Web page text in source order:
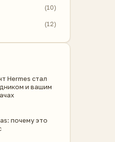
(10)
(12)
Hermes стал
и вашим
почему это